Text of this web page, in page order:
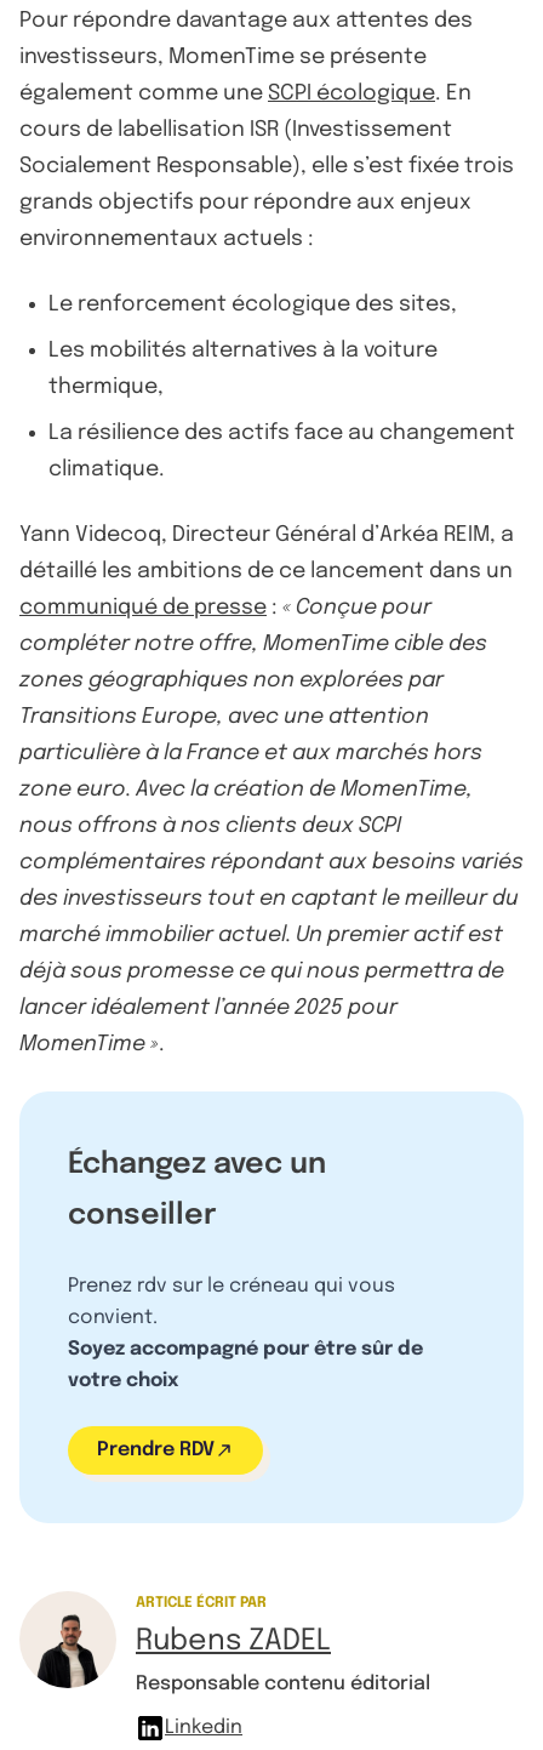
Pour répondre davantage aux attentes des
investisseurs, MomenTime se présente
également comme une SCPI écologique. En
cours de labellisation ISR (Investissement
Socialement Responsable), elle s’est fixée trois
grands objectifs pour répondre aux enjeux
environnementaux actuels :
Le renforcement écologique des sites,
Les mobilités alternatives à la voiture
thermique,
La résilience des actifs face au changement
climatique.
Yann Videcoq, Directeur Général d’Arkéa REIM, a
détaillé les ambitions de ce lancement dans un
communiqué de presse : « Conçue pour
compléter notre offre, MomenTime cible des
zones géographiques non explorées par
Transitions Europe, avec une attention
particulière à la France et aux marchés hors
zone euro. Avec la création de MomenTime,
nous offrons à nos clients deux SCPI
complémentaires répondant aux besoins variés
des investisseurs tout en captant le meilleur du
marché immobilier actuel. Un premier actif est
déjà sous promesse ce qui nous permettra de
lancer idéalement l’année 2025 pour
MomenTime ».
Échangez avec un
conseiller
Prenez rdv sur le créneau qui vous
convient.
Soyez accompagné pour être sûr de
votre choix
Prendre RDV
ARTICLE ÉCRIT PAR
Rubens ZADEL
Responsable contenu éditorial
Linkedin